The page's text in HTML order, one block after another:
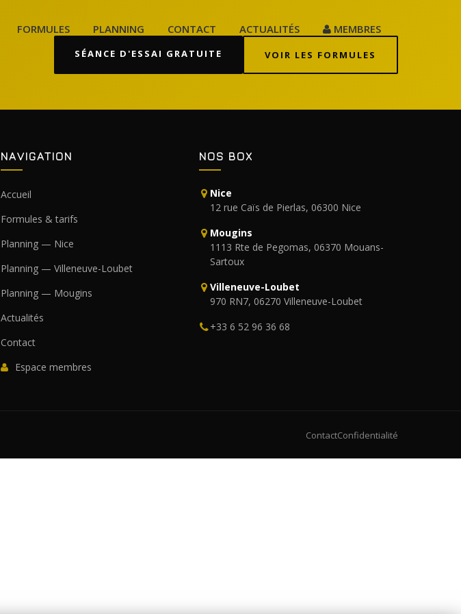
FORMULES PLANNING CONTACT ACTUALITÉS MEMBRES
SÉANCE D'ESSAI GRATUITE VOIR LES FORMULES
NAVIGATION
Accueil
Formules & tarifs
Planning — Nice
Planning — Villeneuve-Loubet
Planning — Mougins
Actualités
Contact
Espace membres
NOS BOX
Nice
12 rue Caïs de Pierlas, 06300 Nice
Mougins
1113 Rte de Pegomas, 06370 Mouans-
Sartoux
Villeneuve-Loubet
970 RN7, 06270 Villeneuve-Loubet
+33 6 52 96 36 68
ContactConfidentialité